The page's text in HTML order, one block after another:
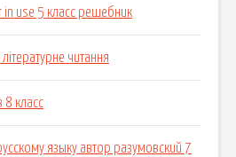
use 5 класс решебник
читання
8 класс
языку автор разумовский 7